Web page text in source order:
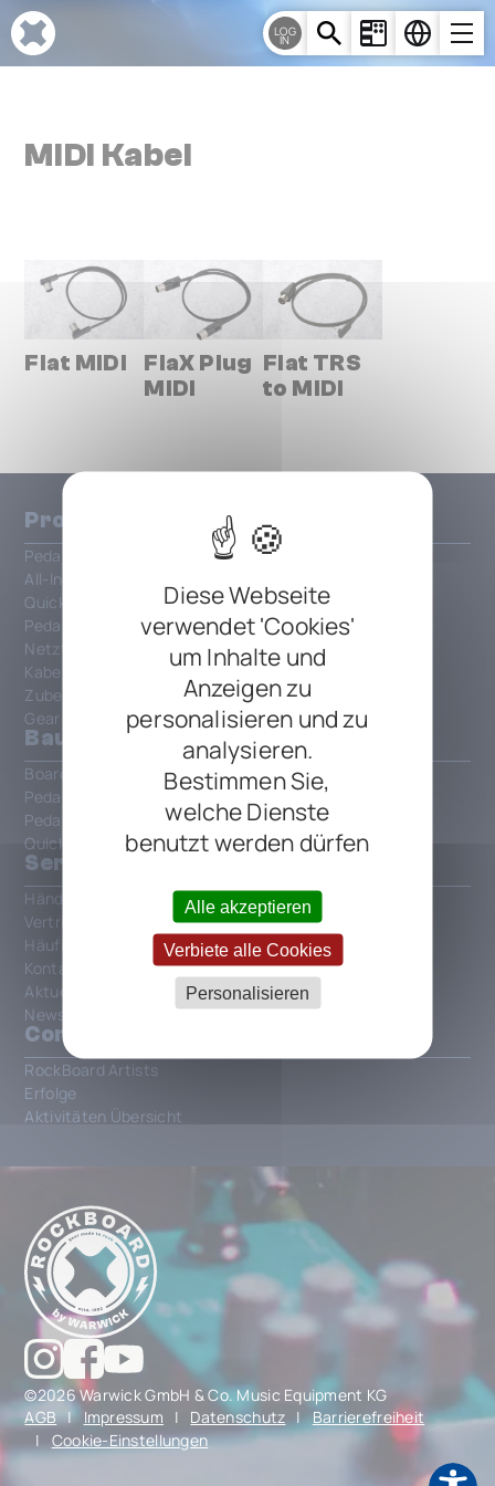
Cookie-Einstellungen
Diese Webseite
verwendet 'Cookies'
um Inhalte und
Anzeigen zu
personalisieren und zu
analysieren.
Bestimmen Sie,
welche Dienste
benutzt werden dürfen
Alle akzeptieren
Verbiete alle Cookies
Personalisieren
LOG
IN
MIDI Kabel
Flat MIDI
FlaX Plug
MIDI
Flat TRS
to MIDI
Produkte
Pedalboards
All-In-One Patchbays
QuickMount
PedalSafe
Netzteile und Strom
Kabel und Verbindungen
Zubehör
Gear
Bau dein Board
Board Configurator
PedalPedia
Pedalboard Gallery
QuickMount Finder
Services
Händler finden
Vertrieb finden
Häufig gestellte Fragen
Kontakt
Aktueller Katalog
News
Community
RockBoard Artists
Erfolge
Aktivitäten Übersicht
©2026 Warwick GmbH & Co. Music Equipment KG
AGB | Impressum | Datenschutz |
Barrierefreiheit
|
Cookie-Einstellungen